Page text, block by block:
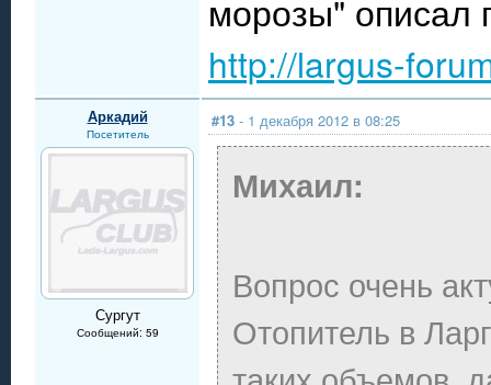
морозы" описал
http://largus-
Аркадий
Посетитель
Сургут
Сообщений: 59
#13 - 1 декабря 2012 в 08:25
Михаил:
Вопрос очень
Отопитель в